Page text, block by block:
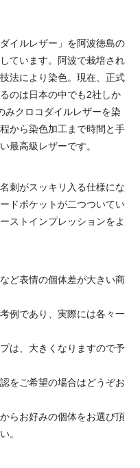
イルレザー」を阿波徳島の
ています。阿波で栽培され
法により染色。現在、正式
のは日本の中でも2社しか
みクロコダイルレザーを染
から染色加工まで時間と手
最高級レザーです。
刺がスッキリ入る仕様にな
ドポケットが二つついてい
ストインプレッションをよ
ど表情の個体差が大きい商
例であり、実際には各々一
は、大きくなりますので予
をご希望の場合はどうぞお
らお好みの個体をお選び頂
。